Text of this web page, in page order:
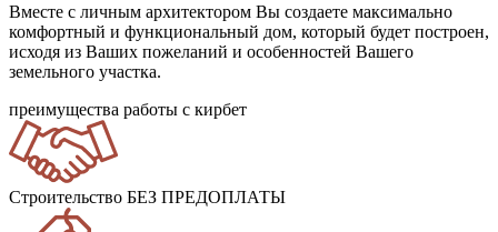
Вместе с личным архитектором Вы создаете максимально
комфортный и функциональный дом, который будет построен,
исходя из Ваших пожеланий и особенностей Вашего
земельного участка.
преимущества работы с кирбет
Строительство БЕЗ ПРЕДОПЛАТЫ